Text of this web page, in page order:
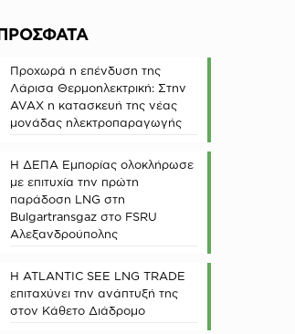
Προχωρά η επένδυση της
Λάρισα Θερμοηλεκτρική: Στην
AVAX η κατασκευή της νέας
μονάδας ηλεκτροπαραγωγής
Η ΔΕΠΑ Εμπορίας ολοκλήρωσε
με επιτυχία την πρώτη
παράδοση LNG στη
Bulgartransgaz στο FSRU
Αλεξανδρούπολης
Η ATLANTIC SEE LNG TRADE
επιταχύνει την ανάπτυξή της
στον Κάθετο Διάδρομο